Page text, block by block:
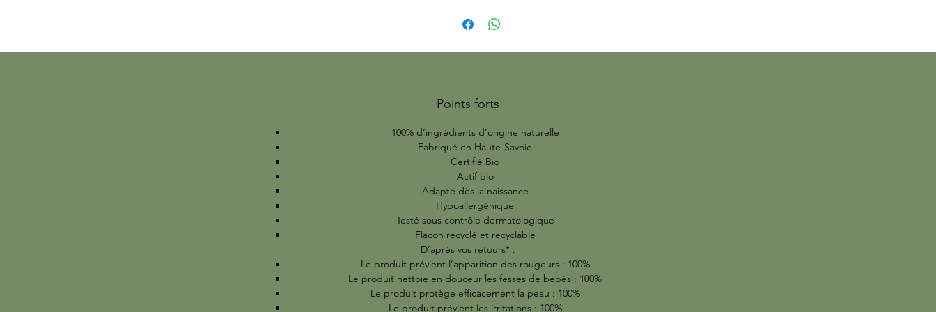
Points forts
100% d’ingrédients d’origine naturelle
Fabriqué en Haute-Savoie
Certifié Bio
Actif bio
Adapté dès la naissance
Hypoallergénique
Testé sous contrôle dermatologique
Flacon recyclé et recyclable
D’après vos retours* :
Le produit prévient l’apparition des rougeurs : 100%
Le produit nettoie en douceur les fesses de bébés : 100%
Le produit protège efficacement la peau : 100%
Le produit prévient les irritations : 100%